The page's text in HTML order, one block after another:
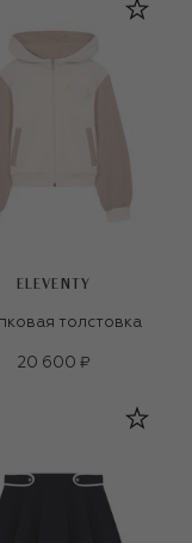
ELEVENTY
толстовка
20 600 ₽